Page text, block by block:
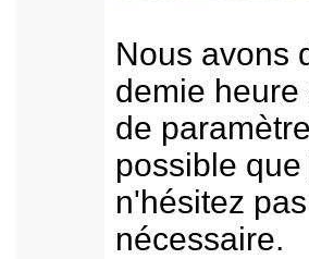
Nous avons
demie
de
possible
n'hésitez
nécessaire.